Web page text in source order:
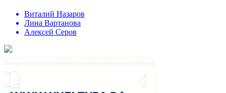
Виталий Назаров
Лина Вартанова
Алексей Серов